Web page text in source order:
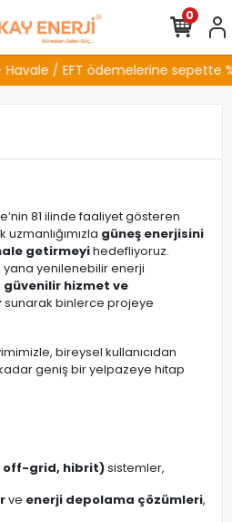
Havale / EFT ödemelerine sepette
0
81 ilinde faaliyet gösteren
uzmanlığımızla güneş enerjisini
getirmeyihedefliyoruz.
yenilenebilir enerji
hizmet ve
sunarak binlerce projeye
bireysel kullanıcıdan
geniş bir yelpazeye hitap
off-grid, hibrit)sistemler,
ve enerji depolama çözümleri,